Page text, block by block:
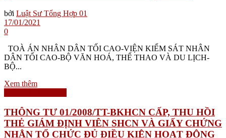
bởi Luật Sư Tổng Hợp 01
17/01/2021
0
TOÀ ÁN NHÂN DÂN TỐI CAO-VIỆN KIỂM SÁT NHÂN
DÂN TỐI CAO-BỘ VĂN HOÁ, THỂ THAO VÀ DU LỊCH-
BỘ...
Xem thêm
THÔNG TƯ 01/2008/TT-BKHCN CẤP, THU HỒI
THẺ GIÁM ĐỊNH VIÊN SHCN VÀ GIẤY CHỨNG
NHẬN TỔ CHỨC ĐỦ ĐIỀU KIỆN HOẠT ĐỘNG